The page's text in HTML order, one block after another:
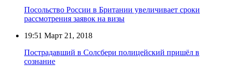
Посольство России в Британии увеличивает сроки
рассмотрения заявок на визы
19:51 Март 21, 2018
Пострадавший в Солсбери полицейский пришёл в
сознание